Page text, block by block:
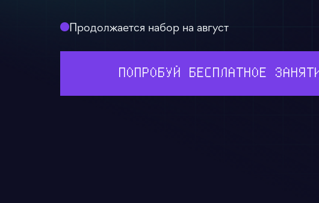
Продолжается набор на август
ПОПРОБУЙ БЕСПЛАТНОЕ